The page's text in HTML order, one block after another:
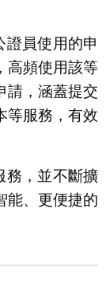
證員使用的申
高頻使用該等
請，涵蓋提交
等服務，有效
務，並不斷擴
能、更便捷的